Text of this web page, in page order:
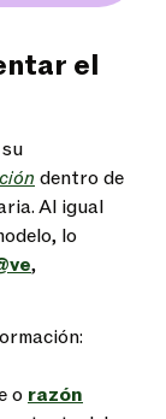
el
dentro de
Al igual
lo
,
o razón